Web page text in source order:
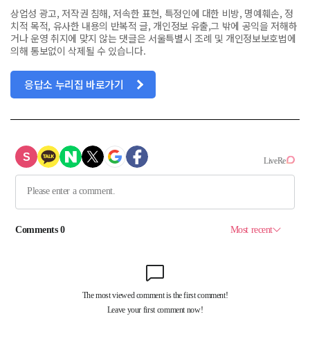
상업성 광고, 저작권 침해, 저속한 표현, 특정인에 대한 비방, 명예훼손, 정
치적 목적, 유사한 내용의 반복적 글, 개인정보 유출,그 밖에 공익을 저해하
거나 운영 취지에 맞지 않는 댓글은 서울특별시 조례 및 개인정보보호법에
의해 통보없이 삭제될 수 있습니다.
응답소 누리집 바로가기